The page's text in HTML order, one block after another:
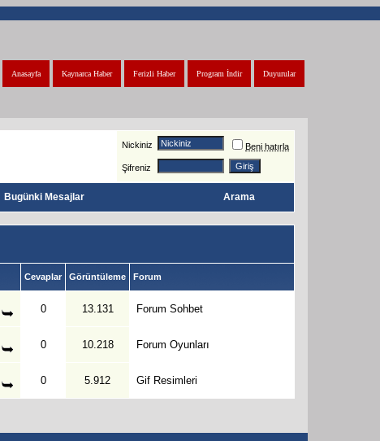
Duyurular
Program İndir
Ferizli Haber
Kaynarca Haber
Anasayfa
Nickiniz Beni hatırla
Şifreniz
Bugünki Mesajlar Arama
Cevaplar Görüntüleme Forum
0 13.131 Forum Sohbet
0 10.218 Forum Oyunları
0 5.912 Gif Resimleri